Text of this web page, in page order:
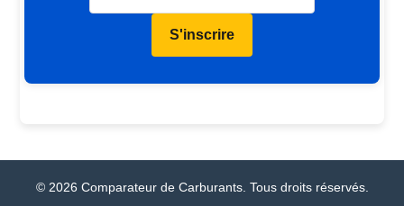
S'inscrire
© 2026 Comparateur de Carburants. Tous droits réservés.